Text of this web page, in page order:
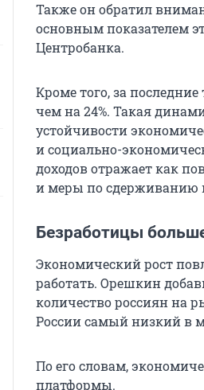
Также он обратил
основным показателем
Центробанка.
Кроме того, за
чем на 24%. Такая
устойчивости
и социально-
доходов отражает как
и меры по сдерживанию
Безработицы
Экономический рост
работать. Орешкин
количество россиян на
России самый низкий в
По его словам,
платформы.